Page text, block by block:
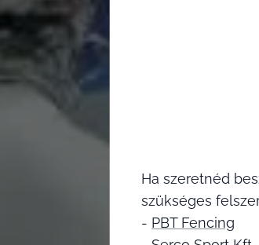
Ha szeretnéd
szükséges
- PBT Fencing